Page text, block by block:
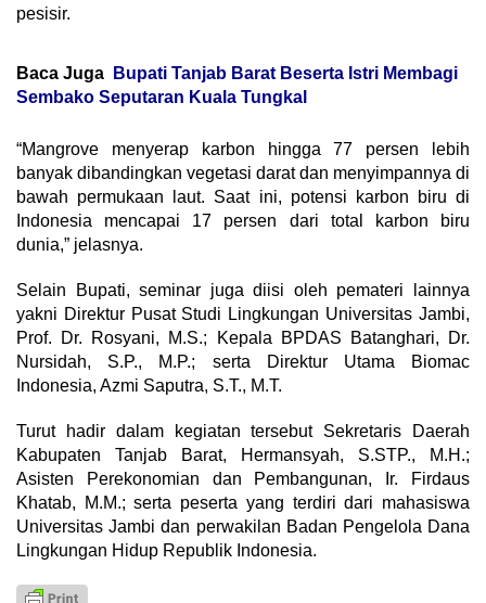
pesisir.
Baca Juga
Bupati Tanjab Barat Beserta Istri Membagi
Sembako Seputaran Kuala Tungkal
“Mangrove menyerap karbon hingga 77 persen lebih
banyak dibandingkan vegetasi darat dan menyimpannya di
bawah permukaan laut. Saat ini, potensi karbon biru di
Indonesia mencapai 17 persen dari total karbon biru
dunia,” jelasnya.
Selain Bupati, seminar juga diisi oleh pemateri lainnya
yakni Direktur Pusat Studi Lingkungan Universitas Jambi,
Prof. Dr. Rosyani, M.S.; Kepala BPDAS Batanghari, Dr.
Nursidah, S.P., M.P.; serta Direktur Utama Biomac
Indonesia, Azmi Saputra, S.T., M.T.
Turut hadir dalam kegiatan tersebut Sekretaris Daerah
Kabupaten Tanjab Barat, Hermansyah, S.STP., M.H.;
Asisten Perekonomian dan Pembangunan, Ir. Firdaus
Khatab, M.M.; serta peserta yang terdiri dari mahasiswa
Universitas Jambi dan perwakilan Badan Pengelola Dana
Lingkungan Hidup Republik Indonesia.